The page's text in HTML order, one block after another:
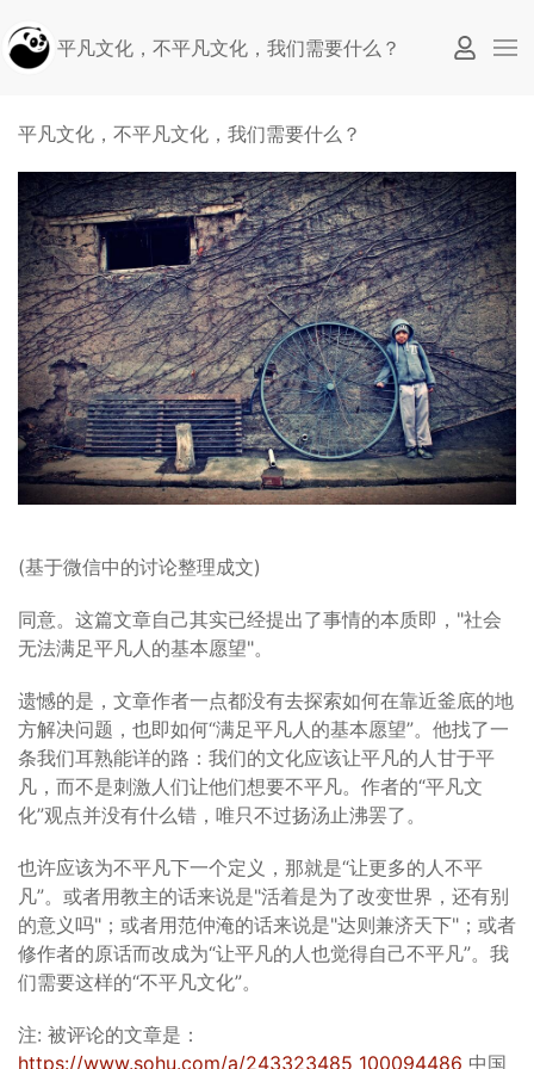
平凡文化，不平凡文化，我们需要什么？
平凡文化，不平凡文化，我们需要什么？
(基于微信中的讨论整理成文)
同意。这篇文章自己其实已经提出了事情的本质即，"社会
无法满足平凡人的基本愿望"。
遗憾的是，文章作者一点都没有去探索如何在靠近釜底的地
方解决问题，也即如何“满足平凡人的基本愿望”。他找了一
条我们耳熟能详的路：我们的文化应该让平凡的人甘于平
凡，而不是刺激人们让他们想要不平凡。作者的“平凡文
化”观点并没有什么错，唯只不过扬汤止沸罢了。
也许应该为不平凡下一个定义，那就是“让更多的人不平
凡”。或者用教主的话来说是"活着是为了改变世界，还有别
的意义吗"；或者用范仲淹的话来说是"达则兼济天下"；或者
修作者的原话而改成为“让平凡的人也觉得自己不平凡”。我
们需要这样的“不平凡文化”。
注: 被评论的文章是：
https://www.sohu.com/a/243323485_100094486 中国